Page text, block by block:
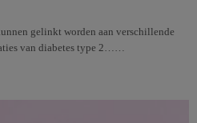
gelinkt worden aan verschillende
van diabetes type 2……